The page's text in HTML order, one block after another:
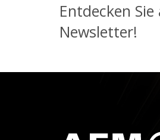
Entdecken
Newsletter!